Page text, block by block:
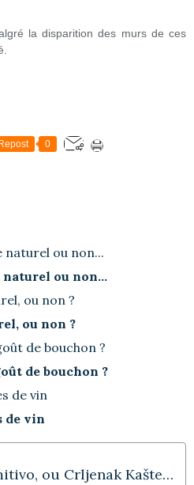
la disparition des murs de ces
0
ou non...
ou non ?
de bouchon ?
de vin
Le Zinfandel, ou Primitivo, ou Crljenak Kaštelanski